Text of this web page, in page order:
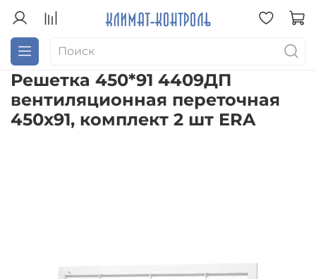
Решетка 450*91 4409ДП
вентиляционная переточная
450х91, комплект 2 шт ERA